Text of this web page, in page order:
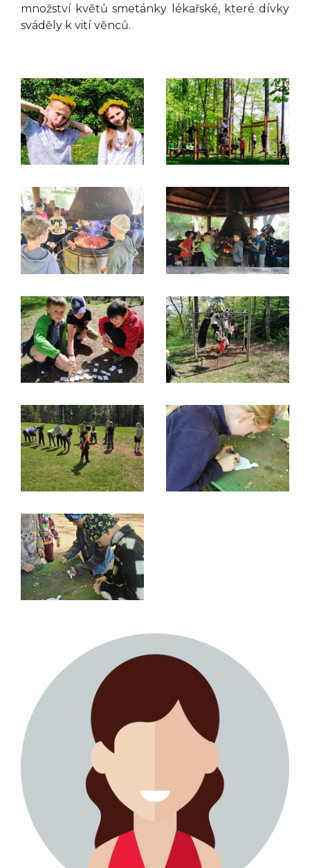
množství květů smetánky lékařské, které dívky
sváděly k vití věnců.